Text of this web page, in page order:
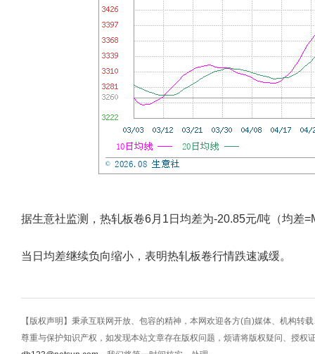
据生意社监测，热轧板卷6月1日均差为-20.85元/吨（均差
当日均差继续负向缩小，表明热轧板卷行情跌速减缓。
【版权声明】秉承互联网开放、包容的精神，本网欢迎各方(自)媒体、机构转
尊重与保护知识产权，如发现本站文章存在版权问题，烦请将版权疑问、授权